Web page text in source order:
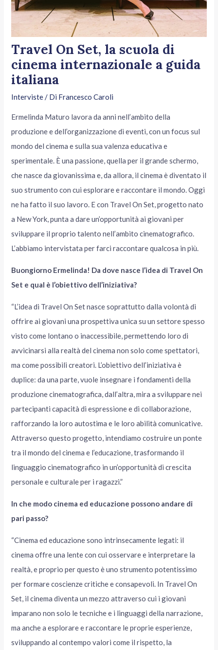
Travel On Set, la scuola di
cinema internazionale a guida
italiana
Interviste/ Di Francesco Caroli
Ermelinda Maturo lavora da anni nell’ambito della
produzione e dell’organizzazione di eventi, con un focus sul
mondo del cinema e sulla sua valenza educativa e
sperimentale. È una passione, quella per il grande schermo,
che nasce da giovanissima e, da allora, il cinema è diventato il
suo strumento con cui esplorare e raccontare il mondo. Oggi
ne ha fatto il suo lavoro. E con Travel On Set, progetto nato
a New York, punta a dare un’opportunità ai giovani per
sviluppare il proprio talento nell’ambito cinematografico.
L’abbiamo intervistata per farci raccontare qualcosa in più.
Buongiorno Ermelinda! Da dove nasce l’idea di Travel On
Set e qual è l’obiettivo dell’iniziativa?
“L’idea di Travel On Set nasce soprattutto dalla volontà di
offrire ai giovani una prospettiva unica su un settore spesso
visto come lontano o inaccessibile, permettendo loro di
avvicinarsi alla realtà del cinema non solo come spettatori,
ma come possibili creatori. L’obiettivo dell’iniziativa è
duplice: da una parte, vuole insegnare i fondamenti della
produzione cinematografica, dall’altra, mira a sviluppare nei
partecipanti capacità di espressione e di collaborazione,
rafforzando la loro autostima e le loro abilità comunicative.
Attraverso questo progetto, intendiamo costruire un ponte
tra il mondo del cinema e l’educazione, trasformando il
linguaggio cinematografico in un’opportunità di crescita
personale e culturale per i ragazzi.”
In che modo cinema ed educazione possono andare di
pari passo?
“Cinema ed educazione sono intrinsecamente legati: il
cinema offre una lente con cui osservare e interpretare la
realtà, e proprio per questo è uno strumento potentissimo
per formare coscienze critiche e consapevoli. In Travel On
Set, il cinema diventa un mezzo attraverso cui i giovani
imparano non solo le tecniche e i linguaggi della narrazione,
ma anche a esplorare e raccontare le proprie esperienze,
sviluppando al contempo valori come il rispetto, la